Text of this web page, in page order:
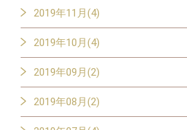
2019年11月(4)
2019年10月(4)
2019年09月(2)
2019年08月(2)